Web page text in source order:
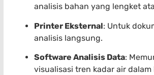
analisis bahan yang lengket
Printer Eksternal: Untuk
analisis langsung.
Software Analisis Data:
visualisasi tren kadar air